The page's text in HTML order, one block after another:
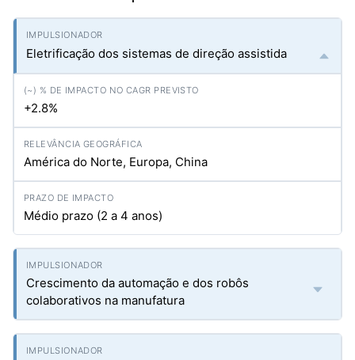
Eletrificação dos sistemas de direção assistida
+2.8%
América do Norte, Europa, China
Médio prazo (2 a 4 anos)
Crescimento da automação e dos robôs
colaborativos na manufatura